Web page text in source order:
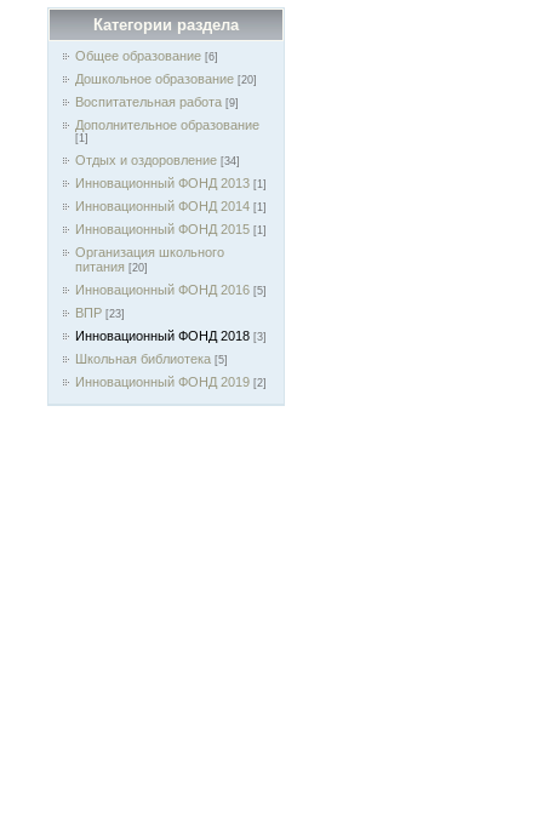
Категории раздела
Общее образование [6]
Дошкольное образование [20]
Воспитательная работа [9]
Дополнительное образование
[1]
Отдых и оздоровление [34]
Инновационный ФОНД 2013 [1]
Инновационный ФОНД 2014 [1]
Инновационный ФОНД 2015 [1]
Организация школьного
питания [20]
Инновационный ФОНД 2016 [5]
ВПР [23]
Инновационный ФОНД 2018 [3]
Школьная библиотека [5]
Инновационный ФОНД 2019 [2]